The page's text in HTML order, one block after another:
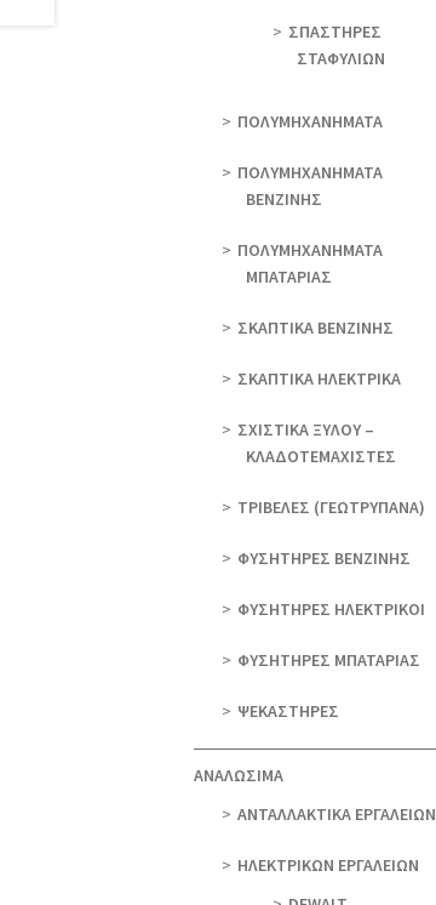
ΣΠΑΣΤΗΡΕΣ
ΣΤΑΦΥΛΙΩΝ
ΠΟΛΥΜΗΧΑΝΗΜΑΤΑ
ΠΟΛΥΜΗΧΑΝΗΜΑΤΑ
ΒΕΝΖΙΝΗΣ
ΠΟΛΥΜΗΧΑΝΗΜΑΤΑ
ΜΠΑΤΑΡΙΑΣ
ΣΚΑΠΤΙΚΑ ΒΕΝΖΙΝΗΣ
ΣΚΑΠΤΙΚΑ ΗΛΕΚΤΡΙΚΑ
ΣΧΙΣΤΙΚΑ ΞΥΛΟΥ –
ΚΛΑΔΟΤΕΜΑΧΙΣΤΕΣ
ΤΡΙΒΕΛΕΣ (ΓΕΩΤΡΎΠΑΝΑ)
ΦΥΣΗΤΗΡΕΣ ΒΕΝΖΙΝΗΣ
ΦΥΣΗΤΗΡΕΣ ΗΛΕΚΤΡΙΚΟΙ
ΦΥΣΗΤΗΡΕΣ ΜΠΑΤΑΡΙΑΣ
ΨΕΚΑΣΤΗΡΕΣ
ΑΝΑΛΩΣΙΜΑ
ΑΝΤΑΛΛΑΚΤΙΚΑ ΕΡΓΑΛΕΙΩΝ
ΗΛΕΚΤΡΙΚΩΝ ΕΡΓΑΛΕΙΩΝ